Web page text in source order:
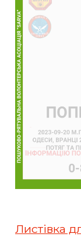
Листівка